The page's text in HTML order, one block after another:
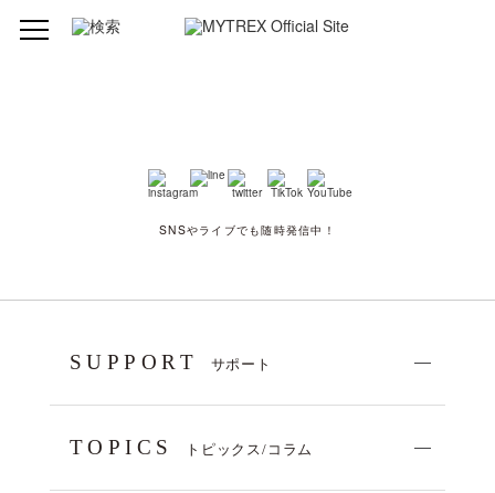
SNSやライブでも随時発信中！
SUPPORT サポート
TOPICS トピックス/コラム